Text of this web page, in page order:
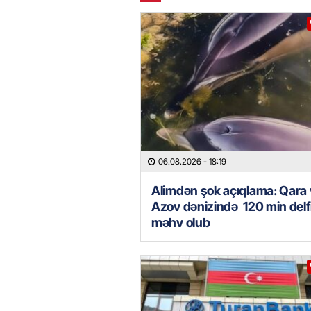
06.08.2026 - 18:19
Alimdən şok açıqlama: Qara
Azov dənizində 120 min
məhv olub